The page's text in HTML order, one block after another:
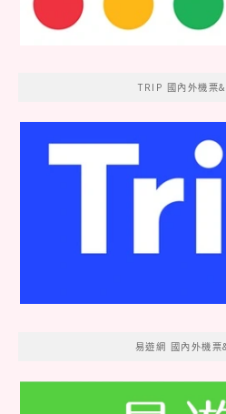
TRIP 國內外機票
易遊網 國內外機票